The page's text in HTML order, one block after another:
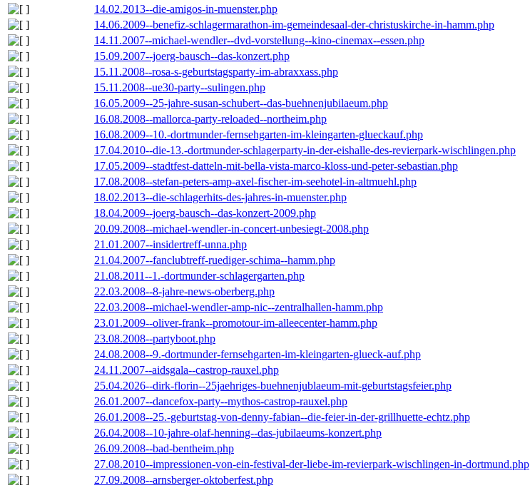
14.02.2013--die-amigos-in-muenster.php
14.06.2009--benefiz-schlagermarathon-im-gemeindesaal-der-christuskirche-in-hamm.php
14.11.2007--michael-wendler--dvd-vorstellung--kino-cinemax--essen.php
15.09.2007--joerg-bausch--das-konzert.php
15.11.2008--rosa-s-geburtstagsparty-im-abraxxass.php
15.11.2008--ue30-party--sulingen.php
16.05.2009--25-jahre-susan-schubert--das-buehnenjubilaeum.php
16.08.2008--mallorca-party-reloaded--northeim.php
16.08.2009--10.-dortmunder-fernsehgarten-im-kleingarten-glueckauf.php
17.04.2010--die-13.-dortmunder-schlagerparty-in-der-eishalle-des-revierpark-wischlingen.php
17.05.2009--stadtfest-datteln-mit-bella-vista-marco-kloss-und-peter-sebastian.php
17.08.2008--stefan-peters-amp-axel-fischer-im-seehotel-in-altmuehl.php
18.02.2013--die-schlagerhits-des-jahres-in-muenster.php
18.04.2009--joerg-bausch--das-konzert-2009.php
20.09.2008--michael-wendler-in-concert-unbesiegt-2008.php
21.01.2007--insidertreff-unna.php
21.04.2007--fanclubtreff-ruediger-schima--hamm.php
21.08.2011--1.-dortmunder-schlagergarten.php
22.03.2008--8-jahre-news-oberberg.php
22.03.2008--michael-wendler-amp-nic--zentralhallen-hamm.php
23.01.2009--oliver-frank--promotour-im-alleecenter-hamm.php
23.08.2008--partyboot.php
24.08.2008--9.-dortmunder-fernsehgarten-im-kleingarten-glueck-auf.php
24.11.2007--aidsgala--castrop-rauxel.php
25.04.2026--dirk-florin--25jaehriges-buehnenjublaeum-mit-geburtstagsfeier.php
26.01.2007--dancefox-party--mythos-castrop-rauxel.php
26.01.2008--25.-geburtstag-von-denny-fabian--die-feier-in-der-grillhuette-echtz.php
26.04.2008--10-jahre-olaf-henning--das-jubilaeums-konzert.php
26.09.2008--bad-bentheim.php
27.08.2010--impressionen-von-ein-festival-der-liebe-im-revierpark-wischlingen-in-dortmund.php
27.09.2008--arnsberger-oktoberfest.php